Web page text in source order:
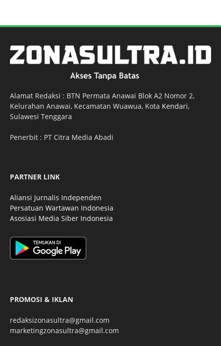
Alamat Redaksi : BTN Permata Anawai Blok A2 Nomor 2,
Kelurahan Anawai, Kecamatan Wuawua, Kota Kendari,
Sulawesi Tenggara
Penerbit : PT Citra Media Abadi
PARTNER LINK
Aliansi Jurnalis Independen
Persatuan Wartawan Indonesia
Asosiasi Media Siber Indonesia
PROMOSI & IKLAN
redaksizonasultra@gmail.com
marketingzonasultra@gmail.com